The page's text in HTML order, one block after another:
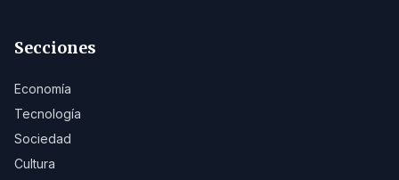
Secciones
Economía
Tecnología
Sociedad
Cultura